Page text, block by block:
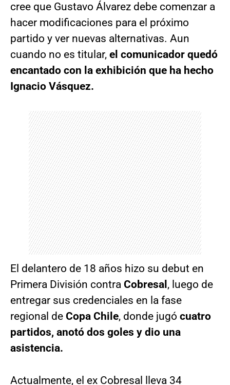
cree que Gustavo Álvarez debe comenzar a
hacer modificaciones para el próximo
partido y ver nuevas alternativas. Aun
cuando no es titular, el comunicador quedó
encantado con la exhibición que ha hecho
Ignacio Vásquez.
El delantero de 18 años hizo su debut en
Primera División contra Cobresal , luego de
entregar sus credenciales en la fase
regional de Copa Chile, donde jugó cuatro
partidos, anotó dos goles y dio una
asistencia.
Actualmente, el ex Cobresal lleva 34